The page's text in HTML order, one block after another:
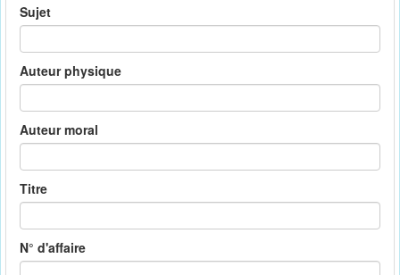
Sujet
Auteur physique
Auteur moral
Titre
N° d'affaire